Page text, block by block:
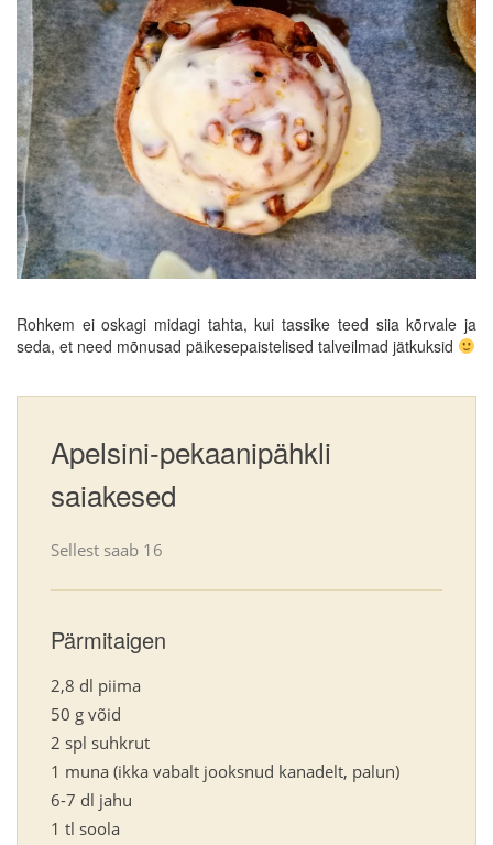
Rohkem ei oskagi midagi tahta, kui tassike teed siia kõrvale ja
seda, et need mõnusad päikesepaistelised talveilmad jätkuksid
Apelsini-pekaanipähkli
saiakesed
Sellest saab 16
Pärmitaigen
2,8 dl piima
50 g võid
2 spl suhkrut
1 muna (ikka vabalt jooksnud kanadelt, palun)
6-7 dl jahu
1 tl soola